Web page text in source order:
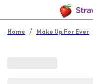
Home / Make Up For Ever